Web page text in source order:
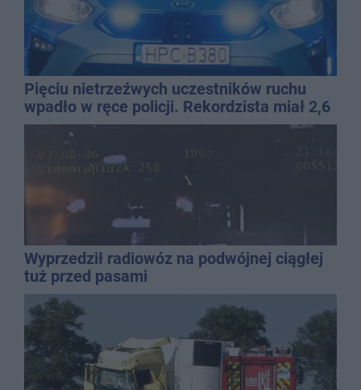
Pięciu nietrzeźwych uczestników ruchu
wpadło w ręce policji. Rekordzista miał 2,6
promila
Wyprzedził radiowóz na podwójnej ciągłej
tuż przed pasami